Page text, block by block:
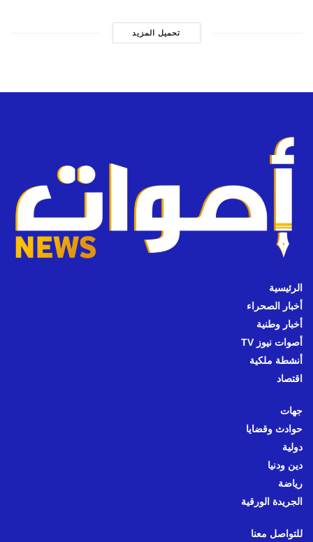
تحميل المزيد
الرئيسية
أخبار الصحراء
أخبار وطنية
أصوات نيوز TV
أنشطة ملكية
اقتصاد
جهات
حوادث وقضايا
دولية
دين ودنيا
رياضة
الجريدة الورقية
للتواصل معنا